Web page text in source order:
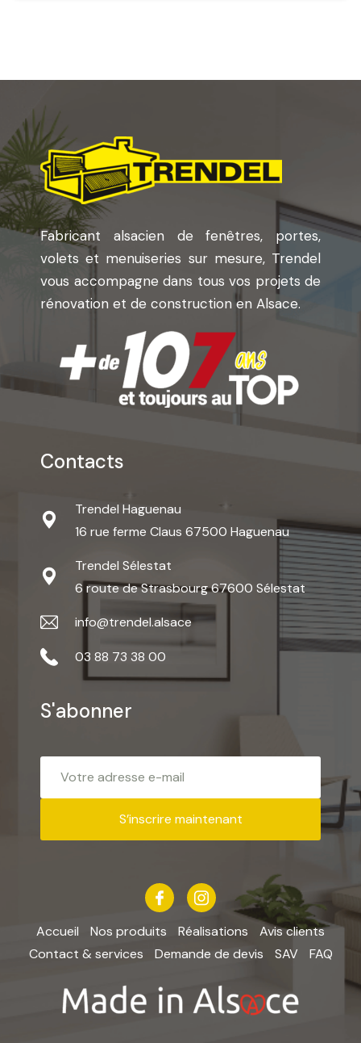
Fabricant alsacien de fenêtres, portes,
volets et menuiseries sur mesure, Trendel
vous accompagne dans tous vos projets de
rénovation et de construction en Alsace.
Contacts
Trendel Haguenau
16 rue ferme Claus 67500 Haguenau
Trendel Sélestat
6 route de Strasbourg 67600 Sélestat
info@trendel.alsace
03 88 73 38 00
S'abonner
S’inscrire maintenant
Accueil Nos produits Réalisations
Avis clients
Contact & services
Demande de devis SAV FAQ